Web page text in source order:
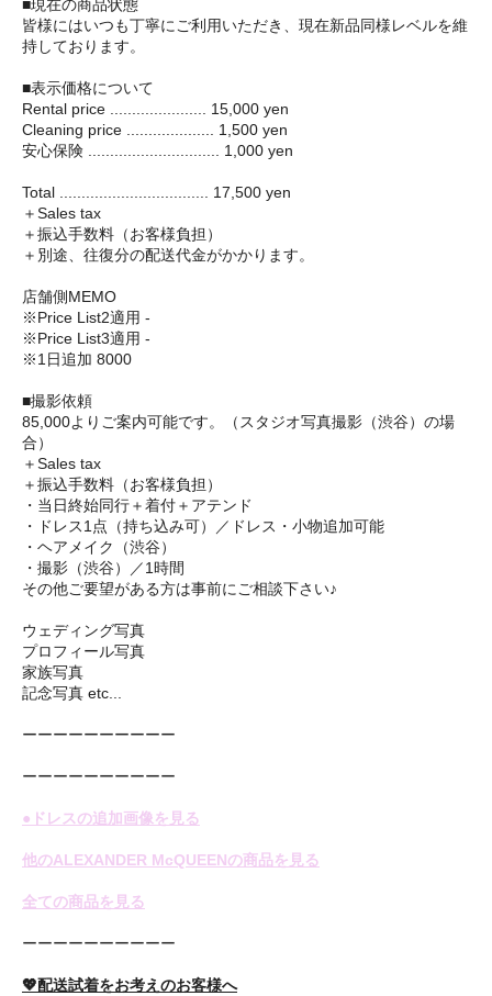
■現在の商品状態
皆様にはいつも丁寧にご利用いただき、現在新品同様レベルを維
持しております。
■表示価格について
Rental price ...................... 15,000 yen
Cleaning price .................... 1,500 yen
安心保険 .............................. 1,000 yen
Total .................................. 17,500 yen
＋Sales tax
＋振込手数料（お客様負担）
＋別途、往復分の配送代金がかかります。
店舗側MEMO
※Price List2適用 -
※Price List3適用 -
※1日追加 8000
■撮影依頼
85,000よりご案内可能です。（スタジオ写真撮影（渋谷）の場
合）
＋Sales tax
＋振込手数料（お客様負担）
・当日終始同行＋着付＋アテンド
・ドレス1点（持ち込み可）／ドレス・小物追加可能
・ヘアメイク（渋谷）
・撮影（渋谷）／1時間
その他ご要望がある方は事前にご相談下さい♪
ウェディング写真
プロフィール写真
家族写真
記念写真 etc...
ーーーーーーーーーー
ーーーーーーーーーー
●ドレスの追加画像を見る
他のALEXANDER McQUEENの商品を見る
全ての商品を見る
ーーーーーーーーーー
💖配送試着をお考えのお客様へ